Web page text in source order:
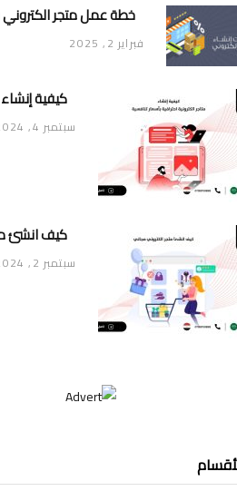
فبراير 2, 2025
سبتمبر 4, 2024
سبتمبر 2, 2024